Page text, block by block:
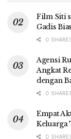
Film Siti
Gadis
0
Agensi
Angkat
dengan
0
Empat
Keluarga
0